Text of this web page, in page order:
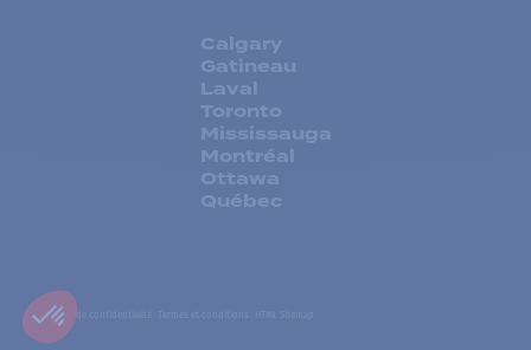
Calgary
Gatineau
Laval
Toronto
Mississauga
Montréal
Ottawa
Québec
Politiques de confidentialité HTML Sitemap